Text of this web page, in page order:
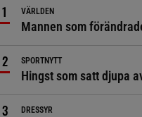
VÄRLDEN
Mannen som
SPORTNYTT
Hingst som satt djupa
DRESSYR